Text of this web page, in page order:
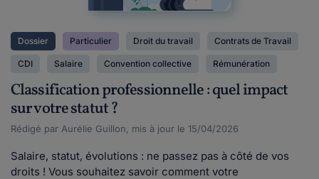
Dossier Particulier Droit du travail Contrats de Travail
CDI Salaire Convention collective Rémunération
Classification professionnelle : quel impact
sur votre statut ?
Rédigé par Aurélie Guillon, mis à jour le 15/04/2026
Salaire, statut, évolutions : ne passez pas à côté de vos
droits ! Vous souhaitez savoir comment votre